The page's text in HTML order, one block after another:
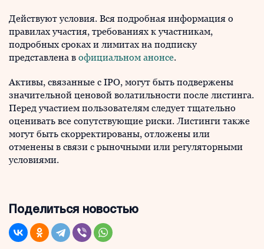
Действуют условия. Вся подробная информация о
правилах участия, требованиях к участникам,
подробных сроках и лимитах на подписку
представлена в официальном анонсе.
Активы, связанные с IPO, могут быть подвержены
значительной ценовой волатильности после листинга.
Перед участием пользователям следует тщательно
оценивать все сопутствующие риски. Листинги также
могут быть скорректированы, отложены или
отменены в связи с рыночными или регуляторными
условиями.
Поделиться новостью